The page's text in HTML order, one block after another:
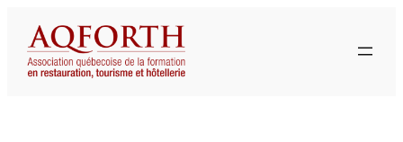
contenu